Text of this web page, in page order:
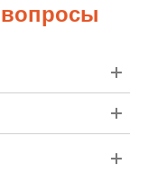
вопросы